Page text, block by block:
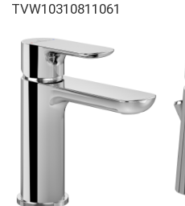
TVW10310811061